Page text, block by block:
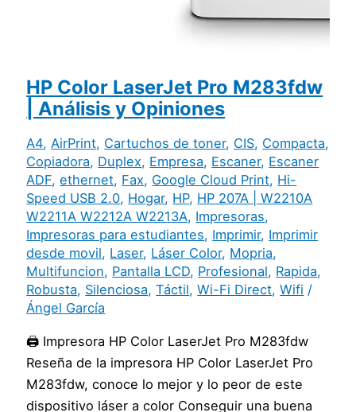
HP Color LaserJet Pro M283fdw
| Análisis y Opiniones
A4,AirPrint, Cartuchos de toner, CIS, Compacta,
Copiadora, Duplex, Empresa, Escaner, Escaner
ADF,ethernet, Fax, Google Cloud Print, Hi-
Speed USB 2.0, Hogar, HP, HP 207A | W2210A
W2211A W2212A W2213A, Impresoras,
Impresoras para estudiantes, Imprimir, Imprimir
desde movil, Laser, Láser Color, Mopria,
Multifuncion, Pantalla LCD, Profesional, Rapida,
Robusta, Silenciosa,Táctil,Wi-Fi Direct,Wifi /
Ángel García
🖨️ Impresora HP Color LaserJet Pro M283fdw
Reseña de la impresora HP Color LaserJet Pro
M283fdw, conoce lo mejor y lo peor de este
dispositivo láser a color Conseguir una buena